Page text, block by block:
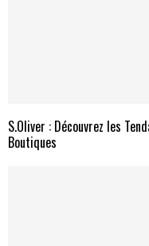
S.Oliver : Découvrez les
Boutiques